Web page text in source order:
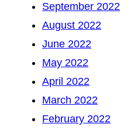
September 2022
August 2022
June 2022
May 2022
April 2022
March 2022
February 2022